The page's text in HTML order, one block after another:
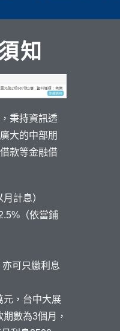
知
秉持資訊透
大的中部朋
款等金融借
計息）
（依當鋪
可只繳利息
元，台中大展
數為3個月，